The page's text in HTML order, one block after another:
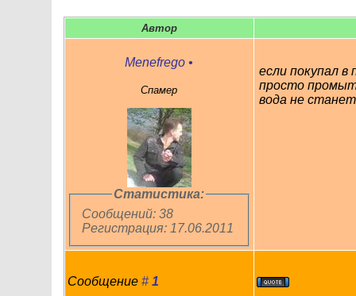
Автор
Menefrego •
Спамер
Статистика:
Сообщений: 38
Регистрация: 17.06.2011
если покупал
просто
вода не
Сообщение # 1